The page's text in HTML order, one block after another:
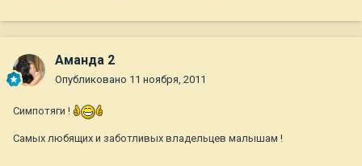
Аманда 2
Опубликовано 11 ноября, 2011
Симпотяги !
Самых любящих и заботливых владельцев малышам !